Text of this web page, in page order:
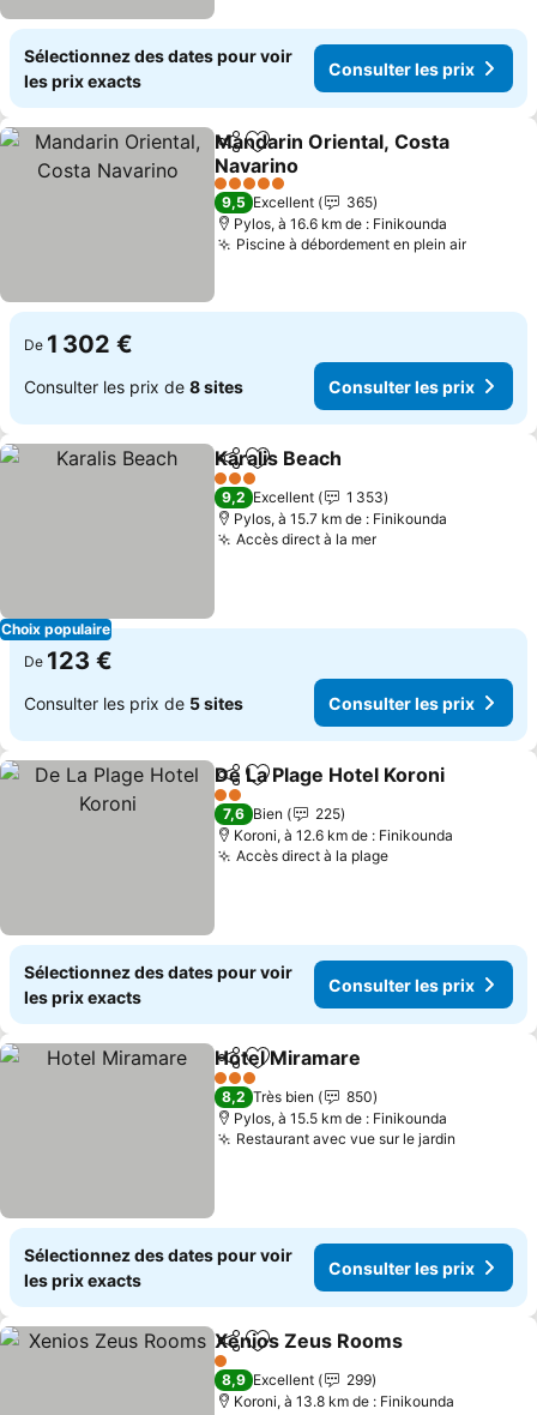
Sélectionnez des dates pour voir
les prix exacts
Consulter les prix
PartagerAjouter à mes favoris
Mandarin Oriental, Costa
Navarino
Consulter les prix
5 Étoiles
9,5 Excellent
365
Pylos, à 16.6 km de : Finikounda
Piscine à débordement en plein air
De 1 302 €
Consulter les prix de 8 sites Consulter les prix
Choix populaire
PartagerAjouter à mes favoris
Karalis Beach
3 Étoiles
9,2 Excellent
1 353
Pylos, à 15.7 km de : Finikounda
Accès direct à la merConsulter les prix
De 123 €
Consulter les prix de 5 sites Consulter les prix
PartagerAjouter à mes favoris
De La Plage Hotel Koroni
2 Étoiles
7,6 Bien
225
Koroni, à 12.6 km de : Finikounda
Accès direct à la plageConsulter les
Sélectionnez des dates pour voir
les prix exacts
Consulter les prix
PartagerAjouter à mes favoris
Hotel Miramare
3 Étoiles
8,2 Très bien
850
Pylos, à 15.5 km de : Finikounda
Restaurant avec vue sur le jardin
Sélectionnez des dates pour voir
les prix exacts
Consulter les prix
PartagerAjouter à mes favoris
Xenios Zeus Rooms
1 Étoiles
8,9 Excellent
299
Koroni, à 13.8 km de : Finikounda